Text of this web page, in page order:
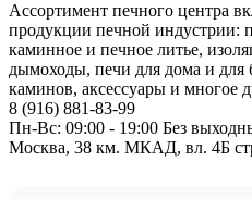
Ассортимент печного центра
продукции печной индустрии:
каминное и печное литье,
дымоходы, печи для дома и
каминов, аксессуары и многое
8 (916) 881-83-99
Пн-Вс: 09:00 - 19:00 Без
Москва, 38 км. МКАД, вл. 4Б